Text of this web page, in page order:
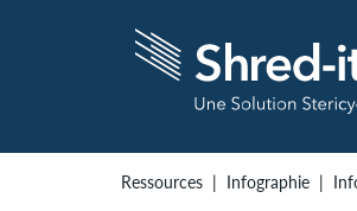
Ressources Infographie